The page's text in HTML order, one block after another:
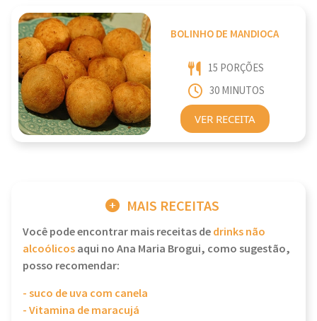
BOLINHO DE MANDIOCA
15 PORÇÕES
30 MINUTOS
VER RECEITA
MAIS RECEITAS
Você pode encontrar mais receitas dedrinks não
alcoólicosaqui no Ana Maria Brogui, como sugestão,
posso recomendar:
- suco de uva com canela
- Vitamina de maracujá